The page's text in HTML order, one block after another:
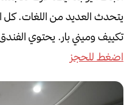
يتحدث العديد من اللغات. كل
تكييف وميني بار. يحتوي
اضغط للحجز